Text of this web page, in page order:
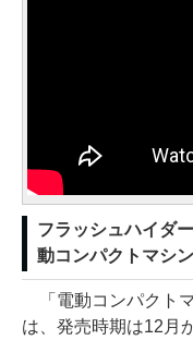
フラッシュハイダ
動コンパクトマシ
「電動コンパクト
は、発売時期は12月